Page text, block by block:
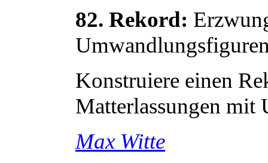
82. Rekord:
Konstruiere einen
Matterlassungen
Max Witte